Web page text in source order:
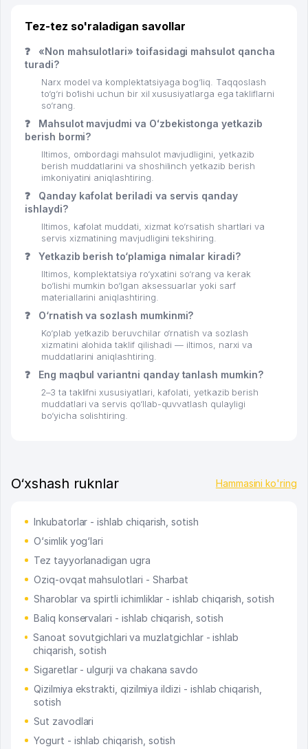
Tez-tez so'raladigan savollar
❓
«Non mahsulotlari» toifasidagi mahsulot qancha
turadi?
Narx model va komplektatsiyaga bog‘liq. Taqqoslash
to‘g‘ri bo‘lishi uchun bir xil xususiyatlarga ega takliflarni
so‘rang.
❓
Mahsulot mavjudmi va Oʻzbekistonga yetkazib
berish bormi?
Iltimos, ombordagi mahsulot mavjudligini, yetkazib
berish muddatlarini va shoshilinch yetkazib berish
imkoniyatini aniqlashtiring.
❓
Qanday kafolat beriladi va servis qanday
ishlaydi?
Iltimos, kafolat muddati, xizmat ko‘rsatish shartlari va
servis xizmatining mavjudligini tekshiring.
❓ Yetkazib berish to‘plamiga nimalar kiradi?
Iltimos, komplektatsiya ro‘yxatini so‘rang va kerak
bo‘lishi mumkin bo‘lgan aksessuarlar yoki sarf
materiallarini aniqlashtiring.
❓ O‘rnatish va sozlash mumkinmi?
Ko‘plab yetkazib beruvchilar o‘rnatish va sozlash
xizmatini alohida taklif qilishadi — iltimos, narxi va
muddatlarini aniqlashtiring.
❓ Eng maqbul variantni qanday tanlash mumkin?
2–3 ta taklifni xususiyatlari, kafolati, yetkazib berish
muddatlari va servis qo‘llab-quvvatlash qulayligi
bo‘yicha solishtiring.
O‘xshash ruknlar Hammasini ko'ring
Inkubatorlar - ishlab chiqarish, sotish
O‘simlik yog‘lari
Tez tayyorlanadigan ugra
Oziq-ovqat mahsulotlari - Sharbat
Sharoblar va spirtli ichimliklar - ishlab chiqarish, sotish
Baliq konservalari - ishlab chiqarish, sotish
Sanoat sovutgichlari va muzlatgichlar - ishlab
chiqarish, sotish
Sigaretlar - ulgurji va chakana savdo
Qizilmiya ekstrakti, qizilmiya ildizi - ishlab chiqarish,
sotish
Sut zavodlari
Yogurt - ishlab chiqarish, sotish